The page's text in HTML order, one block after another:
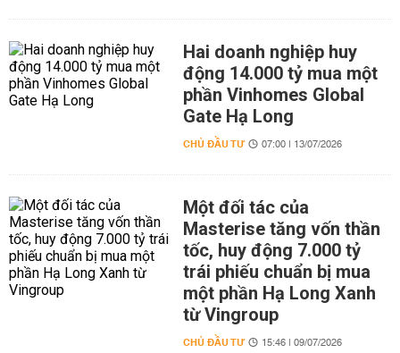
Hai doanh nghiệp huy
động 14.000 tỷ mua một
phần Vinhomes Global
Gate Hạ Long
CHỦ ĐẦU TƯ 07:00 | 13/07/2026
Một đối tác của
Masterise tăng vốn thần
tốc, huy động 7.000 tỷ
trái phiếu chuẩn bị mua
một phần Hạ Long Xanh
từ Vingroup
CHỦ ĐẦU TƯ 15:46 | 09/07/2026